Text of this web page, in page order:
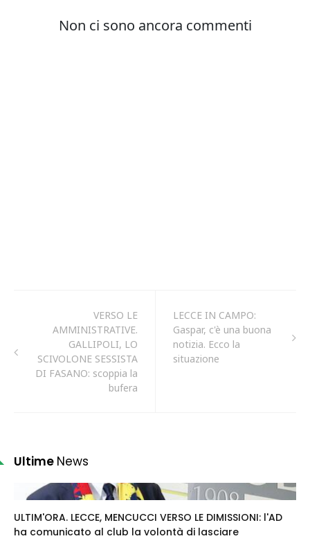
VERSO LE
AMMINISTRATIVE.
GALLIPOLI, LO
SCIVOLONE SESSISTA
DI FASANO: scoppia la
bufera
LECCE IN CAMPO:
Gaspar, c'è una buona
notizia. Ecco la
situazione
Ultime News
ULTIM'ORA. LECCE, MENCUCCI VERSO LE DIMISSIONI: l'AD
ha comunicato al club la volontà di lasciare